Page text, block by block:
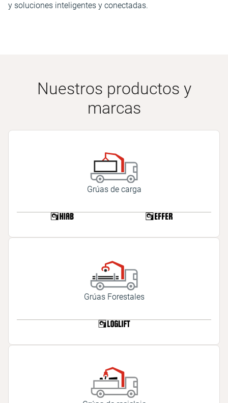
y soluciones inteligentes y conectadas.
Nuestros productos y
marcas
Grúas de carga
Grúas Forestales